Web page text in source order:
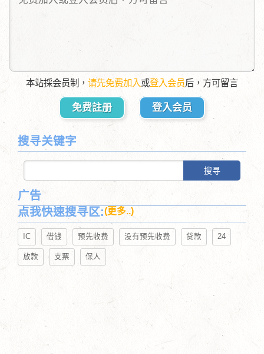
本站採会员制， 请先免费加入或登入会员后，方可留言
免费註册 登入会员
搜寻关键字
搜寻
广告
点我快速搜寻区:(更多..)
IC 借钱 预先收费 没有预先收费 贷款 24
放款 支票 保人